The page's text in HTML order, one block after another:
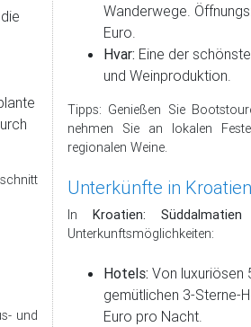
und
Wanderwege.
Euro.
Hvar: Eine der
und Weinproduktion.
Tipps: Genießen Sie
nehmen Sie an lokalen
regionalen Weine.
Unterkünfte in
In Kroatien: Süddalmatien
Unterkunftsmöglichkeiten:
Hotels: Von luxuriösen
gemütlichen 3-Sterne-
Euro pro Nacht.